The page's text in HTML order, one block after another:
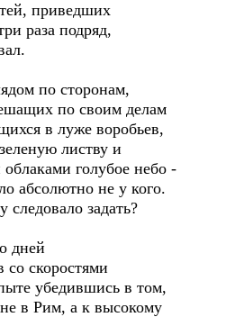
приведших
раза подряд,
по сторонам,
по своим делам
в луже воробьев,
листву и
голубое небо -
абсолютно не у кого.
задать?
со скоростями
убедившись в том,
в Рим, а к высокому